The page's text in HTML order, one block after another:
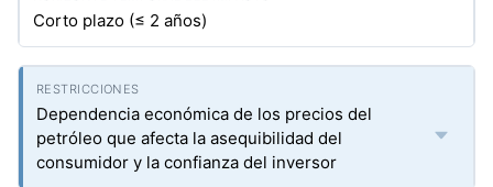
Corto plazo (≤ 2 años)
Dependencia económica de los precios del
petróleo que afecta la asequibilidad del
consumidor y la confianza del inversor